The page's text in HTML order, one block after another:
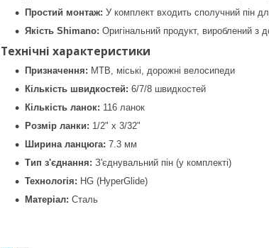
Простий монтаж: У комплект входить сполучний пін
Якість Shimano: Оригінальний продукт, вироблений з
Технічні характеристики
Призначення: MTB, міські, дорожні велосипеди
Кількість швидкостей: 6/7/8 швидкостей
Кількість ланок: 116 ланок
Розмір ланки: 1/2" x 3/32"
Ширина ланцюга: 7.3 мм
Тип з'єднання: З'єднувальний пін (у комплекті)
Технологія: HG (HyperGlide)
Матеріал: Сталь